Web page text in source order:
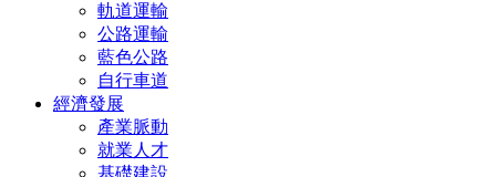
軌道運輸
公路運輸
藍色公路
自行車道
經濟發展
產業脈動
就業人才
基礎建設